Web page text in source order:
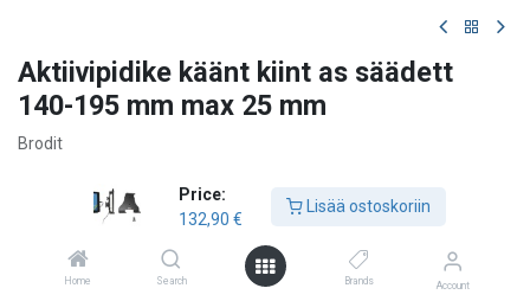
Price:
132,90 €
Lisää ostoskoriin
Home Search Brands Account
Aktiivipidike käänt kiint as säädett
140-195 mm max 25 mm
Brodit
€
Lisää ostoskoriin